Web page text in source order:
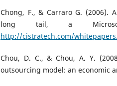
Chong, F., & Carraro G. (2006).
long tail, a
http://cistratech.com/
Chou, D. C., & Chou, A. Y.
outsourcing model: an economic